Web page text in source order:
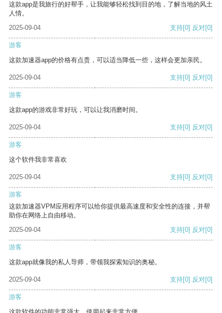
这款app是我旅行的好帮手，让我能够轻松找到目的地，了解当地的风土
人情。
2025-09-04
支持[0] 反对[0]
游客
这款加速器app的价格有点贵，可以适当降低一些，这样会更加亲民。
2025-09-04 支持[0] 反对[0]
游客
这款app的游戏非常好玩，可以让我消磨时间。
2025-09-04 支持[0] 反对[0]
游客
这个软件我非常喜欢
2025-09-04 支持[0] 反对[0]
游客
这款加速器VPM应用程序可以给你提供最高速度和安全性的连接，并帮
助你在网络上自由移动。
2025-09-04
支持[0] 反对[0]
游客
这款app就像我的私人导师，带领我探索知识的奥秘。
2025-09-04 支持[0] 反对[0]
游客